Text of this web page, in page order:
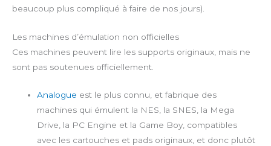
beaucoup plus compliqué à faire de nos jours).
Les machines d’émulation non officielles
Ces machines peuvent lire les supports originaux, mais ne
sont pas soutenues officiellement.
Analogue est le plus connu, et fabrique des
machines qui émulent la NES, la SNES, la Mega
Drive, la PC Engine et la Game Boy, compatibles
avec les cartouches et pads originaux, et donc plutôt